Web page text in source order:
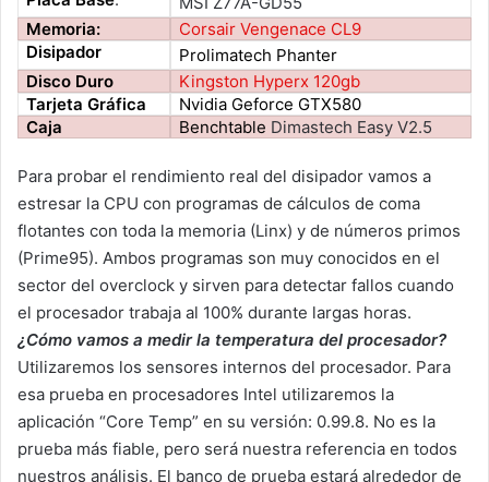
Memoria:
Corsair Vengenace CL9
Disipador
Prolimatech Phanter
Disco Duro
Kingston Hyperx 120gb
Tarjeta Gráfica
Nvidia Geforce GTX580
Caja
Benchtable Dimastech Easy V2.5
Para probar el rendimiento real del disipador vamos a
estresar la CPU con programas de cálculos de coma
flotantes con toda la memoria (Linx) y de números primos
(Prime95). Ambos programas son muy conocidos en el
sector del overclock y sirven para detectar fallos cuando
el procesador trabaja al 100% durante largas horas.
¿Cómo vamos a medir la temperatura del procesador?
Utilizaremos los sensores internos del procesador. Para
esa prueba en procesadores Intel utilizaremos la
aplicación “Core Temp” en su versión: 0.99.8. No es la
prueba más fiable, pero será nuestra referencia en todos
nuestros análisis. El banco de prueba estará alrededor de